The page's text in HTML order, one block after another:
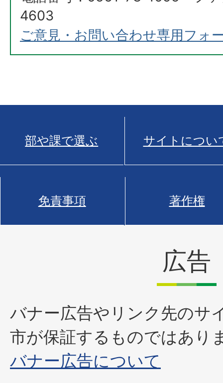
4603
ご意見・お問い合わせ専用フォ
部や課で選ぶ サイトについ
免責事項 著作権
広告
バナー広告やリンク先のサ
市が保証するものではあり
バナー広告について